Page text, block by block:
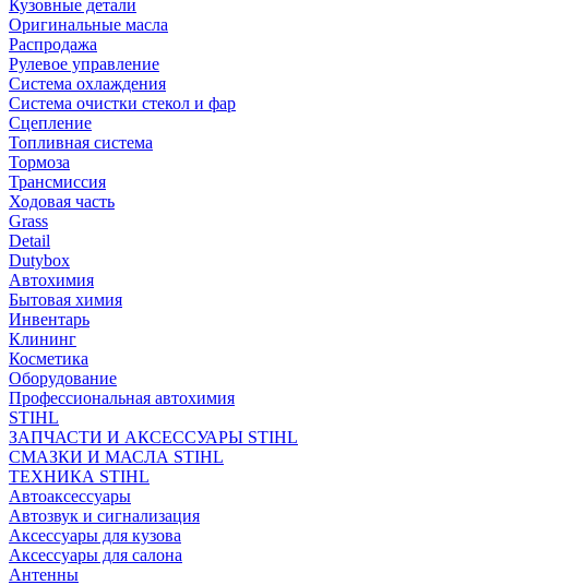
Кузовные детали
Оригинальные масла
Распродажа
Рулевое управление
Система охлаждения
Система очистки стекол и фар
Сцепление
Топливная система
Тормоза
Трансмиссия
Ходовая часть
Grass
Detail
Dutybox
Автохимия
Бытовая химия
Инвентарь
Клининг
Косметика
Оборудование
Профессиональная автохимия
STIHL
ЗАПЧАСТИ И АКСЕССУАРЫ STIHL
СМАЗКИ И МАСЛА STIHL
ТЕХНИКА STIHL
Автоаксессуары
Автозвук и сигнализация
Аксессуары для кузова
Аксессуары для салона
Антенны